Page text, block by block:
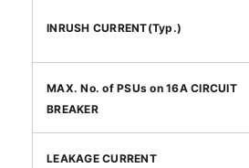
INRUSH CURRENT(Typ.)
MAX. No. of PSUs on 16A CIRCUIT
BREAKER
LEAKAGE CURRENT